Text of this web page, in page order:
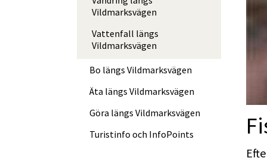
Vildmarksvägen
Vattenfall längs
Vildmarksvägen
Bo längs Vildmarksvägen
Äta längs Vildmarksvägen
Göra längs Vildmarksvägen
Turistinfo och InfoPoints